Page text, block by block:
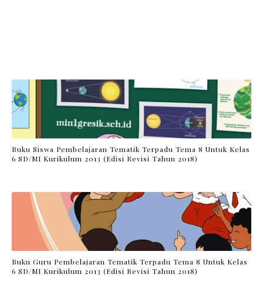
Buku Siswa Pembelajaran Tematik Terpadu Tema 8 Untuk Kelas
6 SD/MI Kurikulum 2013 (Edisi Revisi Tahun 2018)
Buku Guru Pembelajaran Tematik Terpadu Tema 8 Untuk Kelas
6 SD/MI Kurikulum 2013 (Edisi Revisi Tahun 2018)